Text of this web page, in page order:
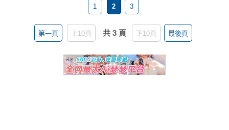
1 2 3
第一頁 上10頁 共 3 頁 下10頁 最後頁